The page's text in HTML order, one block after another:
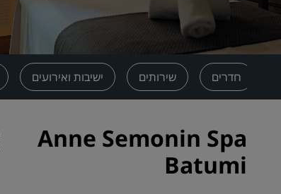
מותגים קשורים בסין
חדרים שירותים ישיבות ואירועים
Anne Semonin Spa
Batumi